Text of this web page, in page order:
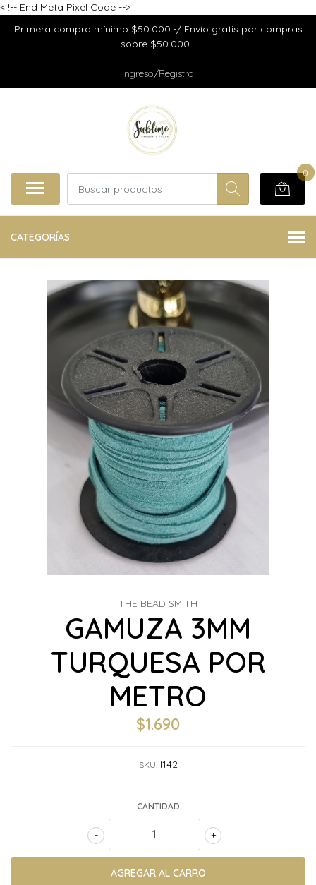
< !-- End Meta Pixel Code -->
Primera compra mínimo $50.000.-/ Envío gratis por compras
sobre $50.000.-
Ingreso/Registro
0
CATEGORÍAS
THE BEAD SMITH
GAMUZA 3MM
TURQUESA POR
METRO
$1.690
SKU: I142
CANTIDAD
+
-